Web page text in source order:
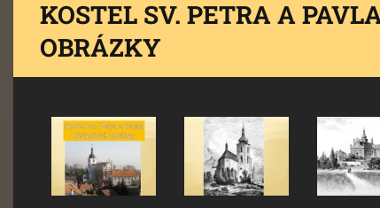
KOSTEL SV. PETRA A
OBRÁZKY